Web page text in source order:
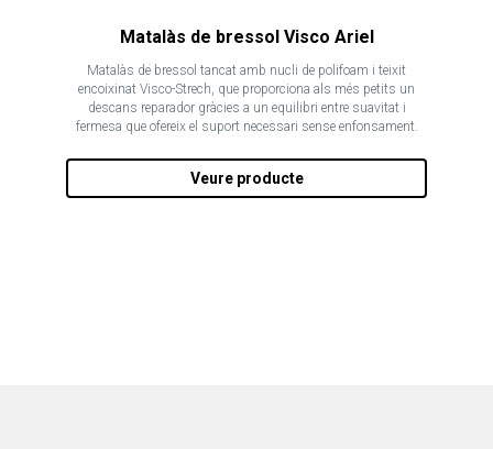
Matalàs de bressol Visco Ariel
Matalàs de bressol tancat amb nucli de polifoam i teixit
encoixinat Visco-Strech, que proporciona als més petits un
descans reparador gràcies a un equilibri entre suavitat i
fermesa que ofereix el suport necessari sense enfonsament.
Veure producte